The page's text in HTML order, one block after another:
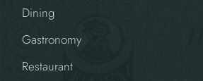
Dining
Gastronomy
Restaurant